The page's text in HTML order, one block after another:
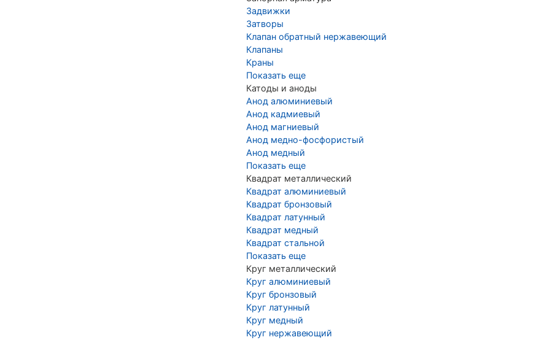
Задвижки
Затворы
Клапан обратный нержавеющий
Клапаны
Краны
Показать еще
Катоды и аноды
Анод алюминиевый
Анод кадмиевый
Анод магниевый
Анод медно-фосфористый
Анод медный
Показать еще
Квадрат металлический
Квадрат алюминиевый
Квадрат бронзовый
Квадрат латунный
Квадрат медный
Квадрат стальной
Показать еще
Круг металлический
Круг алюминиевый
Круг бронзовый
Круг латунный
Круг медный
Круг нержавеющий